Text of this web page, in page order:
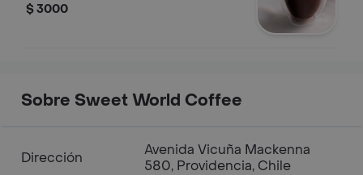
$ 3000
Sobre Sweet World Coffee
Dirección
Avenida Vicuña Mackenna
580, Providencia, Chile